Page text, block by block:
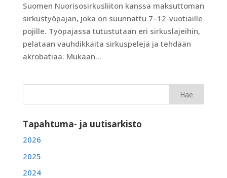
Suomen Nuorisosirkusliiton kanssa maksuttoman
sirkustyöpajan, joka on suunnattu 7–12-vuotiaille
pojille. Työpajassa tutustutaan eri sirkuslajeihin,
pelataan vauhdikkaita sirkuspelejä ja tehdään
akrobatiaa. Mukaan...
Tapahtuma- ja uutisarkisto
2026
2025
2024